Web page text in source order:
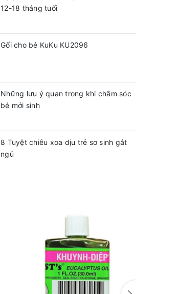
12-18 tháng tuổi
Gối cho bé KuKu KU2096
Những lưu ý quan trong khi chăm sóc
bé mới sinh
8 Tuyệt chiêu xoa dịu trẻ sơ sinh gắt
ngủ